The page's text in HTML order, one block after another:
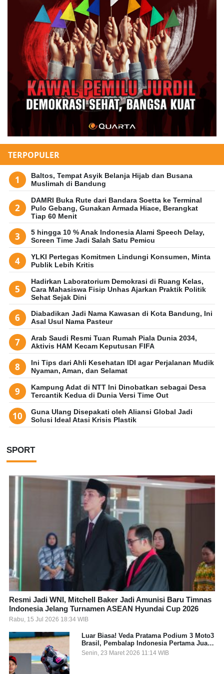
TERPOPULER
Baltos, Tempat Asyik Belanja Hijab dan Busana
Muslimah di Bandung
DAMRI Buka Rute dari Bandara Soetta ke Terminal
Pulo Gebang, Gunakan Armada Hiace, Berangkat
Tiap 60 Menit
5 hingga 10 % Anak Indonesia Alami Speech Delay,
Screen Time Jadi Salah Satu Pemicu
YLKI Pertegas Komitmen Lindungi Konsumen, Minta
Publik Lebih Kritis
Hadirkan Laboratorium Demokrasi di Ruang Kelas,
Cara Mahasiswa Fisip Unhas Ajarkan Praktik Politik
Sehat Sejak Dini
Diabadikan Jadi Nama Kawasan di Kota Bandung, Ini
Asal Usul Nama Pasteur
Arab Saudi Resmi Tuan Rumah Piala Dunia 2034,
Aktivis HAM Kecam Keputusan FIFA
Ini Tips dari Ahli Kesehatan IDI agar Perjalanan Mudik
Nyaman, Aman, dan Selamat
Kampung Adat di NTT Ini Dinobatkan sebagai Desa
Tercantik Kedua di Dunia Versi Time Out
Guna Ulang Disepakati oleh Aliansi Global Jadi
Solusi Ideal Atasi Krisis Plastik
SPORT
Resmi Jadi WNI, Mitchell Baker Jadi Amunisi Baru Timnas
Indonesia Jelang Turnamen ASEAN Hyundai Cup 2026
Rabu, 15 Jul 2026 18:34 WIB
Luar Biasa! Veda Pratama Podium 3 Moto3
Brasil, Pembalap Indonesia Pertama Juara
Grand Prix
Senin, 23 Maret 2026 11:14 WIB